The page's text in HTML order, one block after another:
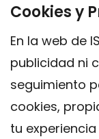
Cookies y
En la web de
publicidad ni
seguimiento
cookies,
tu